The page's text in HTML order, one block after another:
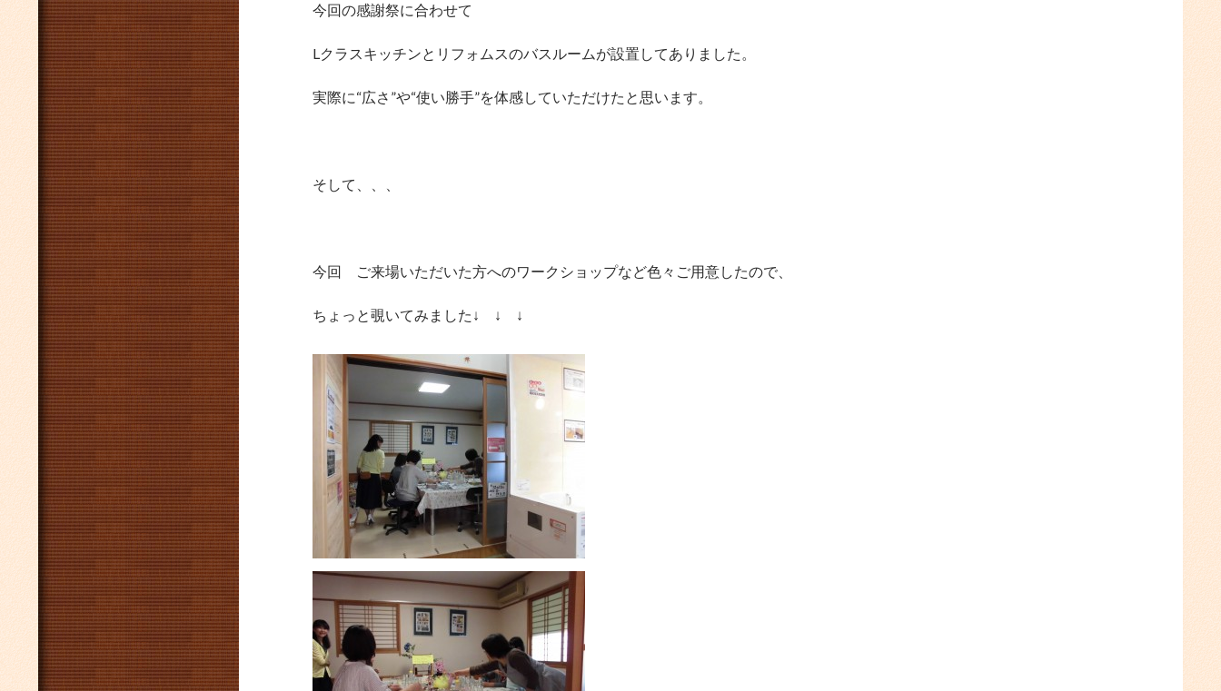
今回の感謝祭に合わせて
Lクラスキッチンとリフォムスのバスルームが設置してありました。
実際に“広さ”や“使い勝手”を体感していただけたと思います。
そして、、、
今回 ご来場いただいた方へのワークショップなど色々ご用意したので、
ちょっと覗いてみました↓ ↓ ↓